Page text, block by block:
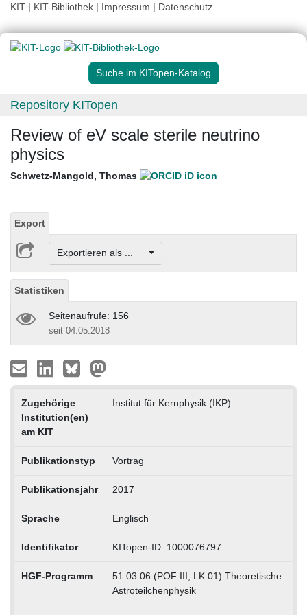
KIT | KIT-Bibliothek | Impressum | Datenschutz
Suche im KITopen-Katalog
Repository KITopen
Review of eV scale sterile neutrino
physics
Schwetz-Mangold, Thomas
Export
Exportieren als ...
Statistiken
Seitenaufrufe: 156
seit 04.05.2018
Zugehörige
Institution(en)
am KIT
Institut für Kernphysik (IKP)
Publikationstyp Vortrag
Publikationsjahr 2017
Sprache Englisch
Identifikator KITopen-ID: 1000076797
HGF-Programm
51.03.06 (POF III, LK 01) Theoretische
Astroteilchenphysik